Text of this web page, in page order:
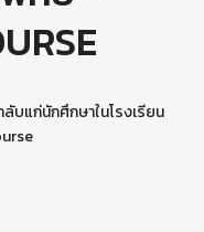
บแก่นักศึกษาในโรงเรียน